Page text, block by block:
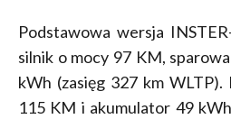
Podstawowa wersja
silnik o mocy 97 KM,
kWh (zasięg 327 km
115 KM i akumulator 49